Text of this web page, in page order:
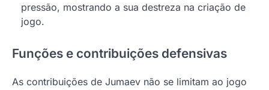
pressão, mostrando a sua destreza na criação de
jogo.
Funções e contribuições defensivas
As contribuições de Jumaev não se limitam ao jogo